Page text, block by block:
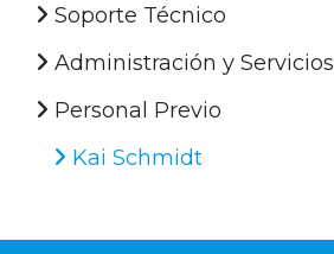
Soporte Técnico
Administración y Servicios
Personal Previo
Kai Schmidt